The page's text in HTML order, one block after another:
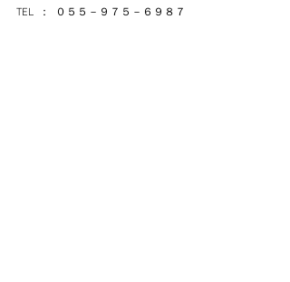
TEL  ：  ０５５－９７５－６９８７